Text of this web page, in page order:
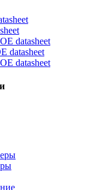
datasheet
datasheet
datasheet